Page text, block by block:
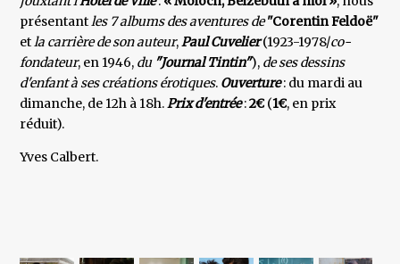
présentantles 7 albums des aventures de"Corentin Feldoë"
etla carrière de son auteur,Paul Cuvelier(1923-1978/co-
fondateur, en 1946, du "Journal Tintin"), de ses dessins
d'enfant à ses créations érotiques. Ouverture: du mardi au
dimanche, de 12h à 18h.Prix d'entrée:2€ (1€, en prix
réduit).
Yves Calbert.